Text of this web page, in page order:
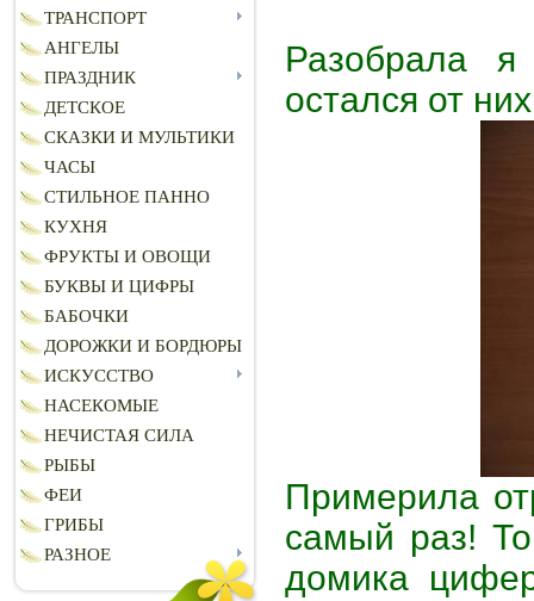
ТРАНСПОРТ
АНГЕЛЫ
ПРАЗДНИК
ДЕТСКОЕ
СКАЗКИ И МУЛЬТИКИ
ЧАСЫ
СТИЛЬНОЕ ПАННО
КУХНЯ
ФРУКТЫ И ОВОЩИ
БУКВЫ И ЦИФРЫ
БАБОЧКИ
ДОРОЖКИ И БОРДЮРЫ
ИСКУССТВО
НАСЕКОМЫЕ
НЕЧИСТАЯ СИЛА
РЫБЫ
ФЕИ
ГРИБЫ
РАЗНОЕ
Разобрала
остался от
Примерила
самый раз!
домика